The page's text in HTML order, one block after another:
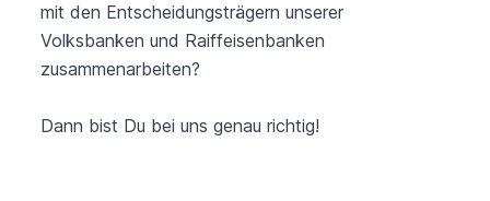
mit den Entscheidungsträgern unserer
Volksbanken und Raiffeisenbanken
zusammenarbeiten?
Dann bist Du bei uns genau richtig!